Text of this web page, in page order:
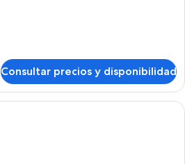
Consultar precios y disponibilidad
Un dormitorio moderno con una